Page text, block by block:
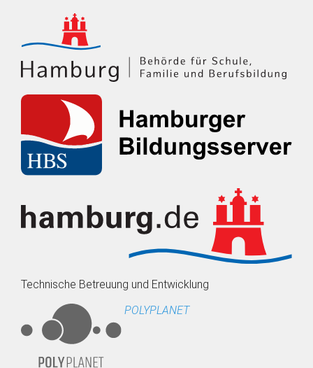
Technische Betreuung und Entwicklung
POLYPLANET